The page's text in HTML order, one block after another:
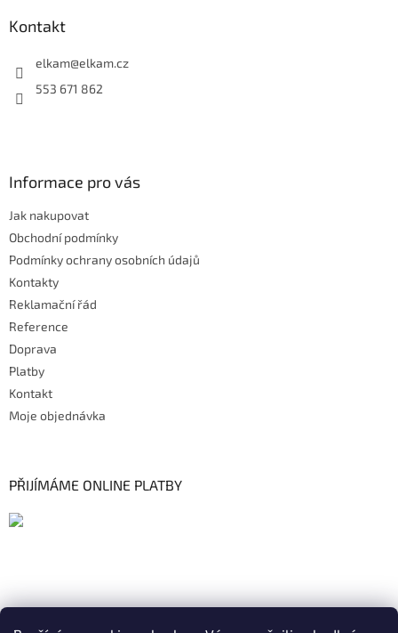
Kontakt
elkam@elkam.cz
553 671 862
Informace pro vás
Jak nakupovat
Obchodní podmínky
Podmínky ochrany osobních údajů
Kontakty
Reklamační řád
Reference
Doprava
Platby
Kontakt
Moje objednávka
PŘIJÍMÁME ONLINE PLATBY